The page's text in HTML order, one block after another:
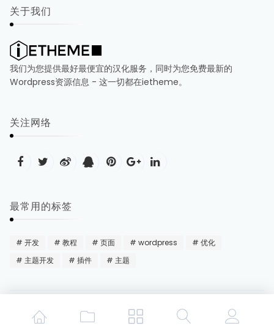
关于我们
我们为您提供最好最便宜的汉化服务，同时为您免费最新的
Wordpress资源信息 - 这一切都在ietheme。
关注网络
最常用的标签
开发 教程 页面 wordpress
优化
主题开发
插件 主题
蜀ICP备17012866号-2
Made with ❤ by
Ietheme